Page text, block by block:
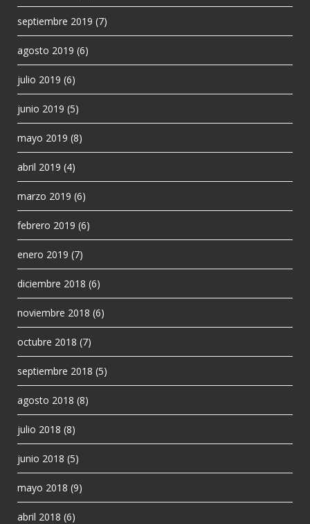
septiembre 2019 (7)
agosto 2019 (6)
julio 2019 (6)
junio 2019 (5)
mayo 2019 (8)
abril 2019 (4)
marzo 2019 (6)
febrero 2019 (6)
enero 2019 (7)
diciembre 2018 (6)
noviembre 2018 (6)
octubre 2018 (7)
septiembre 2018 (5)
agosto 2018 (8)
julio 2018 (8)
junio 2018 (5)
mayo 2018 (9)
abril 2018 (6)